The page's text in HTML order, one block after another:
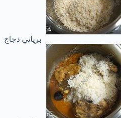
برياني دجاج